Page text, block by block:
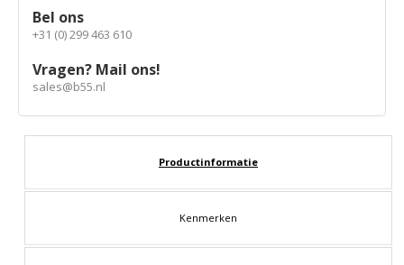
Bel ons
+31 (0) 299 463 610
Vragen? Mail ons!
sales@b55.nl
Productinformatie
Kenmerken